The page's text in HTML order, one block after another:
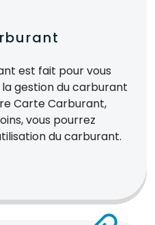
est fait pour vous
gestion du carburant
Carte Carburant,
vous pourrez
du carburant.